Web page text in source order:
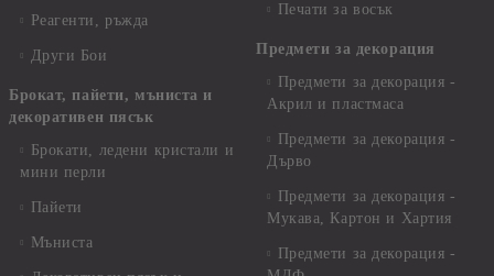
Реагенти, ръжда
Други Бои
Брокат, пайети, мъниста и
декоративен пясък
Брокати, ледени кристали и
мини перли
Пайети
Мъниста
Печати за восък
Предмети за декорация
Предмети за декорация -
Акрил и пластмаса
Предмети за декорация -
Дърво
Предмети за декорация -
Мукава, Картон и Хартия
Предмети за декорация -